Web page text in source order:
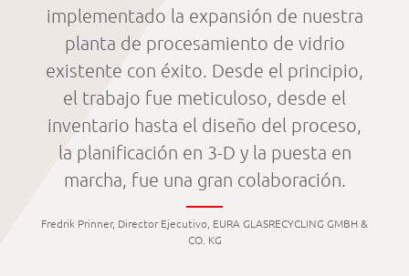
implementado la expansión de nuestra
planta de procesamiento de vidrio
existente con éxito. Desde el principio,
el trabajo fue meticuloso, desde el
inventario hasta el diseño del proceso,
la planificación en 3-D y la puesta en
marcha, fue una gran colaboración.
Fredrik Prinner, Director Ejecutivo, EURA GLASRECYCLING GMBH &
CO. KG